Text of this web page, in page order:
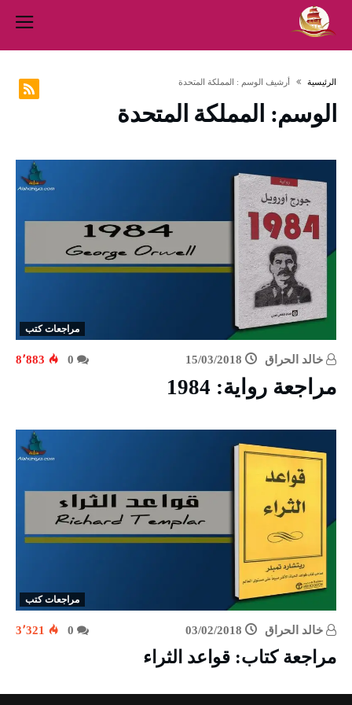
‫الرئيسية‬ ‫أرشيف الوسم :‬ المملكة المتحدة
الوسم: المملكة المتحدة
مراجعات كتب
خالد الحراق 15/03/2018 8٬883
مراجعة رواية: 1984
مراجعات كتب
خالد الحراق 03/02/2018 3٬321
مراجعة كتاب: قواعد الثراء